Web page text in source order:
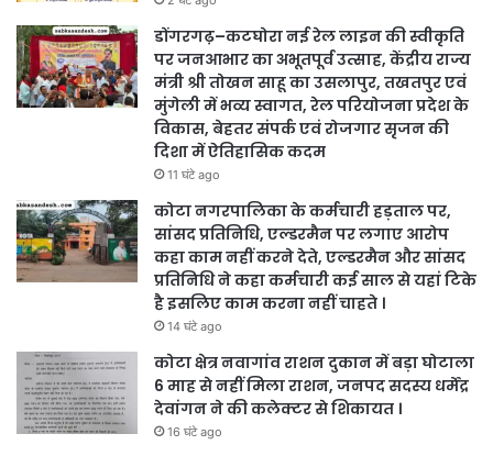
डोंगरगढ़–कटघोरा नई रेल लाइन की स्वीकृति
पर जनआभार का अभूतपूर्व उत्साह, केंद्रीय राज्य
मंत्री श्री तोखन साहू का उसलापुर, तखतपुर एवं
मुंगेली में भव्य स्वागत, रेल परियोजना प्रदेश के
विकास, बेहतर संपर्क एवं रोजगार सृजन की
दिशा में ऐतिहासिक कदम
11 घंटे ago
कोटा नगरपालिका के कर्मचारी हड़ताल पर,
सांसद प्रतिनिधि, एल्डरमैन पर लगाए आरोप
कहा काम नहीं करने देते, एल्डरमैन और सांसद
प्रतिनिधि ने कहा कर्मचारी कई साल से यहां टिके
है इसलिए काम करना नहीं चाहते ।
14 घंटे ago
कोटा क्षेत्र नवागांव राशन दुकान में बड़ा घोटाला
6 माह से नहीं मिला राशन, जनपद सदस्य धर्मेंद्र
देवांगन ने की कलेक्टर से शिकायत ।
16 घंटे ago